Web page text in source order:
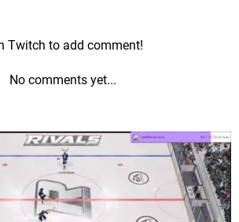
Twitch to add comment!
No comments yet...